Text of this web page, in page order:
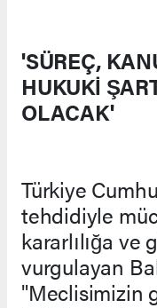
'SÜREÇ,
HUKUKİ
OLACAK'
Türkiye
tehdidiyle
kararlılığa ve
vurgulayan
"Meclisimizin